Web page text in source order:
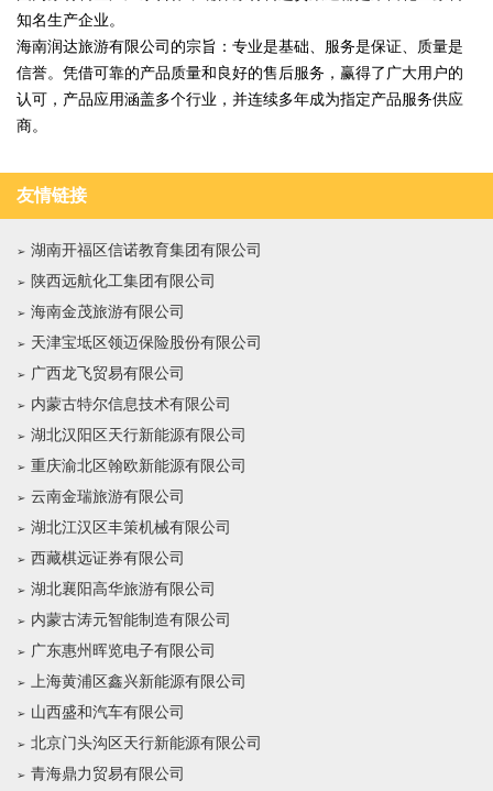
知名生产企业。
海南润达旅游有限公司的宗旨：专业是基础、服务是保证、质量是
信誉。凭借可靠的产品质量和良好的售后服务，赢得了广大用户的
认可，产品应用涵盖多个行业，并连续多年成为指定产品服务供应
商。
友情链接
湖南开福区信诺教育集团有限公司
陕西远航化工集团有限公司
海南金茂旅游有限公司
天津宝坻区领迈保险股份有限公司
广西龙飞贸易有限公司
内蒙古特尔信息技术有限公司
湖北汉阳区天行新能源有限公司
重庆渝北区翰欧新能源有限公司
云南金瑞旅游有限公司
湖北江汉区丰策机械有限公司
西藏棋远证券有限公司
湖北襄阳高华旅游有限公司
内蒙古涛元智能制造有限公司
广东惠州晖览电子有限公司
上海黄浦区鑫兴新能源有限公司
山西盛和汽车有限公司
北京门头沟区天行新能源有限公司
青海鼎力贸易有限公司